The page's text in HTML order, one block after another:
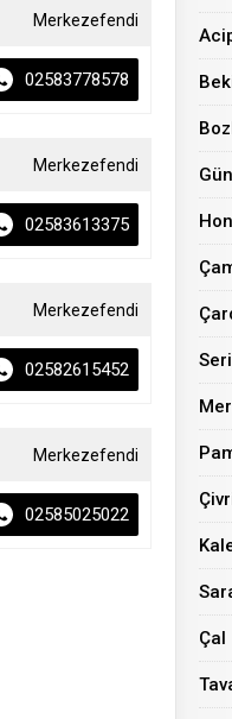
Merkezefendi
02583778578
Merkezefendi
02583613375
Merkezefendi
02582615452
Merkezefendi
02585025022
Çal